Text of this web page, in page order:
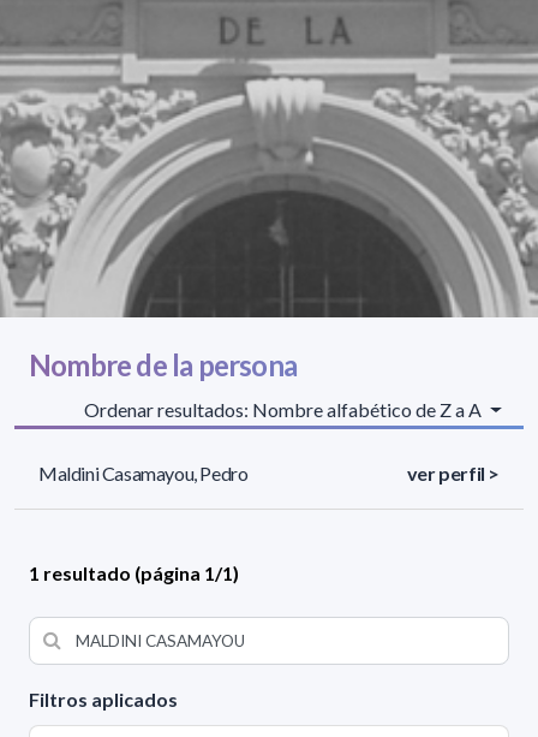
Filtros aplicados
Nombre de la persona
Ordenar resultados: Nombre alfabético de Z a A
Maldini Casamayou, Pedro ver perfil >
1 resultado (página 1/1)